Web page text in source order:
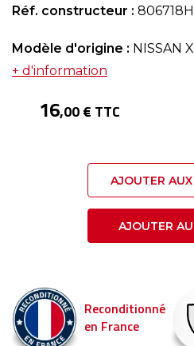
Réf. constructeur :
Modèle d'origine : NISSAN
+ d'information
16,00 € TTC
AJOUTER
AJOUTER
Garantie 2 ans